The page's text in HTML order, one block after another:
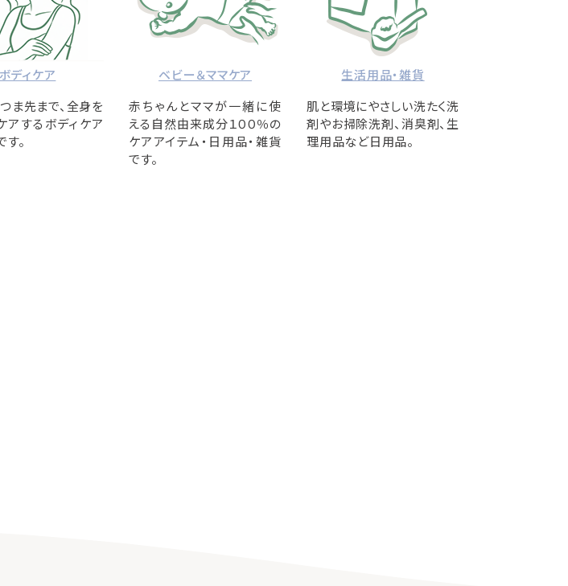
ボディケア
ま先まで、全身を
アするボディケア
す。
ベビー＆ママケア
赤ちゃんとママが一緒に使
える自然由来成分１００％の
ケアアイテム・日用品・雑貨
です。
生活用品・雑貨
肌と環境にやさしい洗たく洗
剤やお掃除洗剤、消臭剤、生
理用品など日用品。